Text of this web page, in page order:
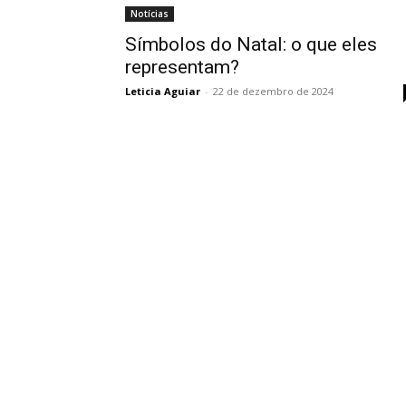
Notícias
Símbolos do Natal: o que eles
representam?
Leticia Aguiar - 22 de dezembro de 2024